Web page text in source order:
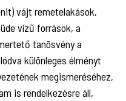
vájt remetelakások,
vízű források, a
tanösvény a
különleges élményt
megismeréséhez,
is rendelkezésre áll,